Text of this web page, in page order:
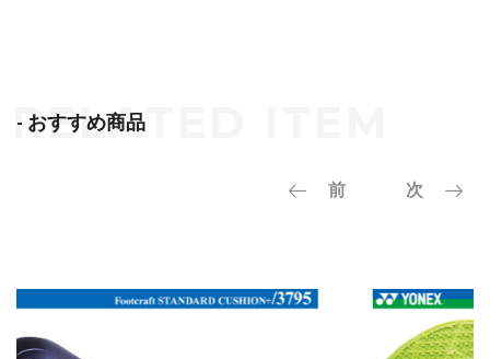
- おすすめ商品
前 次